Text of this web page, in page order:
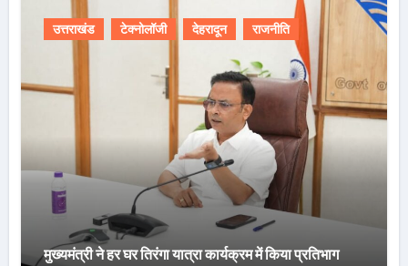
उत्तराखंड टेक्नोलॉजी देहरादून राजनीति
मुख्यमंत्री ने हर घर तिरंगा यात्रा कार्यक्रम में किया प्रतिभाग